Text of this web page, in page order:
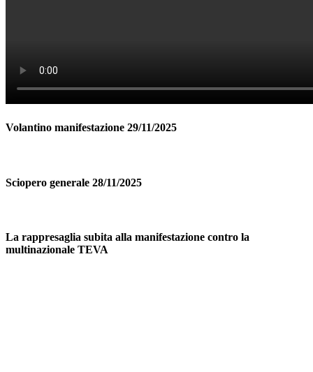
Volantino manifestazione 29/11/2025
Sciopero generale 28/11/2025
La rappresaglia subita alla manifestazione contro la
multinazionale TEVA